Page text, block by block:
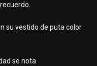
su vestido de puta color
se nota